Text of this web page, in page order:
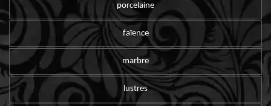
porcelaine
faïence
marbre
lustres